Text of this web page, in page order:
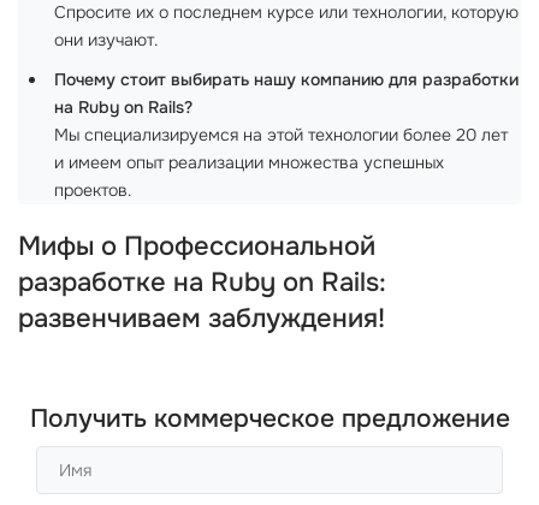
Спросите их о последнем курсе или технологии, которую
они изучают.
Почему стоит выбирать нашу компанию для разработки
на Ruby on Rails?
Мы специализируемся на этой технологии более 20 лет
и имеем опыт реализации множества успешных
проектов.
Мифы о Профессиональной
разработке на Ruby on Rails:
развенчиваем заблуждения!
Получить коммерческое предложение